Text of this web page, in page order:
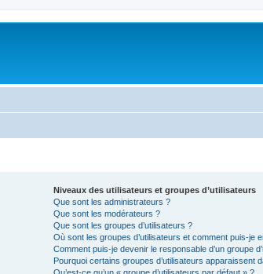
Niveaux des utilisateurs et groupes d’utilisateurs
Que sont les administrateurs ?
Que sont les modérateurs ?
Que sont les groupes d’utilisateurs ?
Où sont les groupes d’utilisateurs et comment puis-je
Comment puis-je devenir le responsable d’un groupe
Pourquoi certains groupes d’utilisateurs apparaissent
Qu’est-ce qu’un « groupe d’utilisateurs par défaut » ?